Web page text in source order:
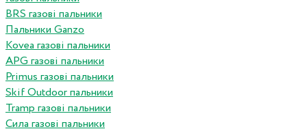
BRS газові пальники
Пальники Ganzo
Kovea газові пальники
APG газові пальники
Primus газові пальники
Skif Outdoor пальники
Tramp газові пальники
Сила газові пальники